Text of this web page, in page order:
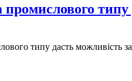
промислового
типу дасть можливість